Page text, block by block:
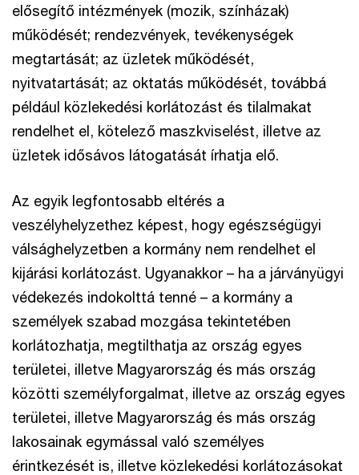
elősegítő intézmények (mozik, színházak)
működését; rendezvények, tevékenységek
megtartását; az üzletek működését,
nyitvatartását; az oktatás működését, továbbá
például közlekedési korlátozást és tilalmakat
rendelhet el, kötelező maszkviselést, illetve az
üzletek idősávos látogatását írhatja elő.
Az egyik legfontosabb eltérés a
veszélyhelyzethez képest, hogy egészségügyi
válsághelyzetben a kormány nem rendelhet el
kijárási korlátozást. Ugyanakkor – ha a járványügyi
védekezés indokolttá tenné – a kormány a
személyek szabad mozgása tekintetében
korlátozhatja, megtilthatja az ország egyes
területei, illetve Magyarország és más ország
közötti személyforgalmat, illetve az ország egyes
területei, illetve Magyarország és más ország
lakosainak egymással való személyes
érintkezését is, illetve közlekedési korlátozásokat